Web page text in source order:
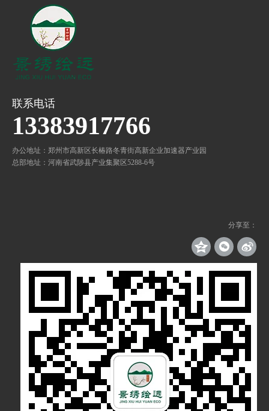
联系电话
13383917766
办公地址：郑州市高新区长椿路冬青街高新企业加速器产业园
总部地址：河南省武陟县产业集聚区5288-6号
分享至：